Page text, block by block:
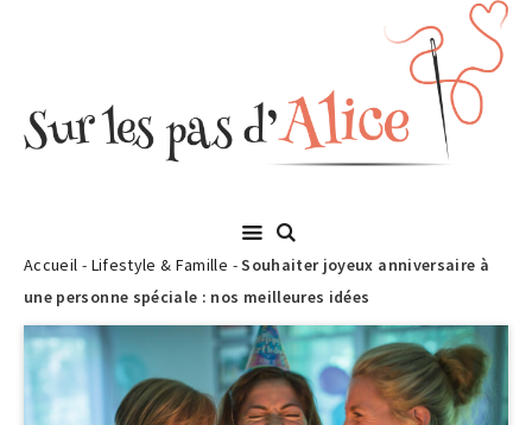
Accueil - Lifestyle & Famille -Souhaiter joyeux anniversaire à
une personne spéciale : nos meilleures idées